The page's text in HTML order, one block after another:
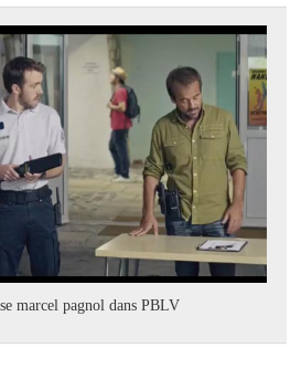
marcel pagnol dans PBLV